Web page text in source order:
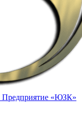
Предприятие «ЮЗК»